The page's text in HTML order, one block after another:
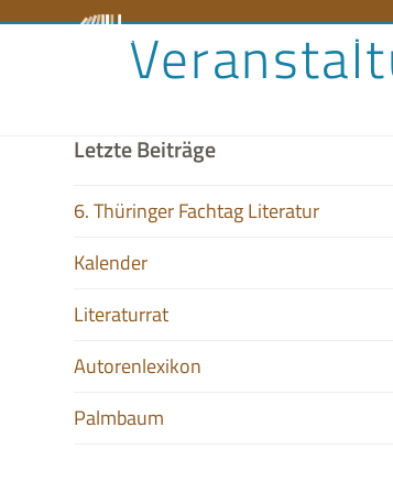
Literaturrat
Letzte Beiträge
6. Thüringer Fachtag Literatur
Kalender
Literaturrat
Autorenlexikon
Palmbaum